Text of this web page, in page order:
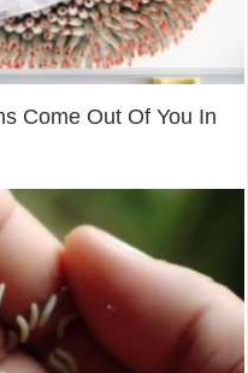
Come Out Of You In